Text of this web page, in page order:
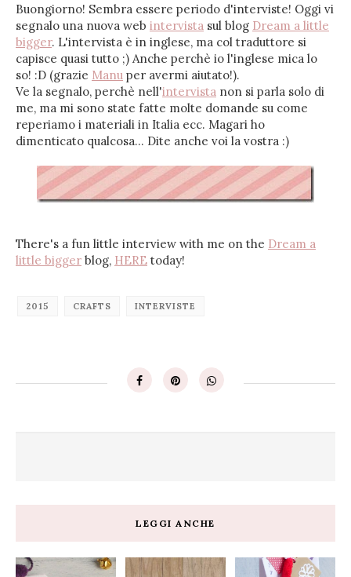
Buongiorno! Sembra essere periodo d'interviste! Oggi vi
segnalo una nuova web intervista sul blog Dream a little
bigger. L'intervista è in inglese, ma col traduttore si
capisce quasi tutto ;) Anche perchè io l'inglese mica lo
so! :D (grazie Manu per avermi aiutato!).
Ve la segnalo, perchè nell'intervista non si parla solo di
me, ma mi sono state fatte molte domande su come
reperiamo i materiali in Italia ecc. Magari ho
dimenticato qualcosa... Dite anche voi la vostra :)
There's a fun little interview with me on the Dream a
little bigger blog, HERE today!
2015 CRAFTS INTERVISTE
LEGGI ANCHE